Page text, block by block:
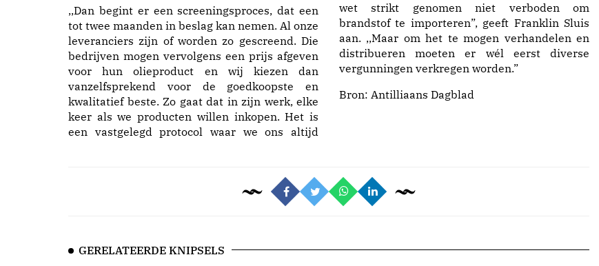
,,Dan begint er een screeningsproces, dat een
tot twee maanden in beslag kan nemen. Al onze
leveranciers zijn of worden zo gescreend. Die
bedrijven mogen vervolgens een prijs afgeven
voor hun olieproduct en wij kiezen dan
vanzelfsprekend voor de goedkoopste en
kwalitatief beste. Zo gaat dat in zijn werk, elke
keer als we producten willen inkopen. Het is
een vastgelegd protocol waar we ons altijd
wet strikt genomen niet verboden om
brandstof te importeren”, geeft Franklin Sluis
aan. ,,Maar om het te mogen verhandelen en
distribueren moeten er wél eerst diverse
vergunningen verkregen worden.”
Bron: Antilliaans Dagblad
GERELATEERDE KNIPSELS